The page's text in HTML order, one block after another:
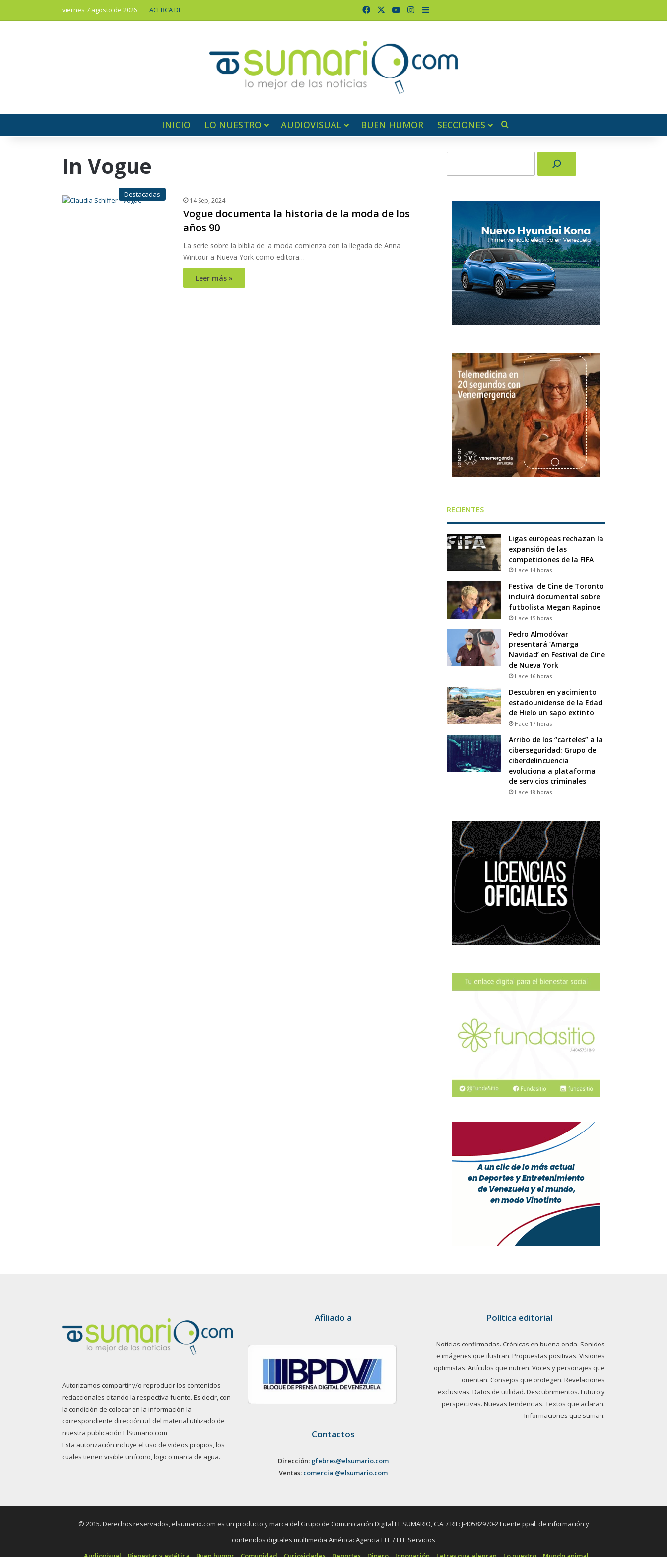
viernes 7 agosto de 2026 ACERCA DE FacebookYouTubeInstagram
Barra lateral
INICIO LO NUESTRO AUDIOVISUAL BUEN HUMOR SECCIONES
In Vogue
Destacadas
14 Sep, 2024
Vogue documenta la historia de la moda de los
años 90
La serie sobre la biblia de la moda comienza con la llegada de Anna
Wintour a Nueva York como editora…
Leer más »
RECIENTES
Ligas europeas rechazan la
expansión de las
competiciones de la FIFA
Hace 14 horas
Festival de Cine de Toronto
incluirá documental sobre
futbolista Megan Rapinoe
Hace 15 horas
Pedro Almodóvar
presentará ‘Amarga
Navidad’ en Festival de Cine
de Nueva York
Hace 16 horas
Descubren en yacimiento
estadounidense de la Edad
de Hielo un sapo extinto
Hace 17 horas
Arribo de los “carteles” a la
ciberseguridad: Grupo de
ciberdelincuencia
evoluciona a plataforma
de servicios criminales
Hace 18 horas
Autorizamos compartir y/o reproducir los contenidos
redaccionales citando la respectiva fuente. Es decir, con
la condición de colocar en la información la
correspondiente dirección url del material utilizado de
nuestra publicación ElSumario.com
Esta autorización incluye el uso de videos propios, los
cuales tienen visible un ícono, logo o marca de agua.
Afiliado a
Contactos
Dirección: gfebres@elsumario.com
Ventas: comercial@elsumario.com
Política editorial
Noticias confirmadas. Crónicas en buena onda. Sonidos
e imágenes que ilustran. Propuestas positivas. Visiones
optimistas. Artículos que nutren. Voces y personajes que
orientan. Consejos que protegen. Revelaciones
exclusivas. Datos de utilidad. Descubrimientos. Futuro y
perspectivas. Nuevas tendencias. Textos que aclaran.
Informaciones que suman.
© 2015. Derechos reservados, elsumario.com es un producto y marca del Grupo de Comunicación Digital EL SUMARIO, C.A. / RIF: J-40582970-2 Fuente ppal. de información y
contenidos digitales multimedia América: Agencia EFE / EFE Servicios